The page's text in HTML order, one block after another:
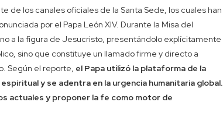
de los canales oficiales de la Santa Sede, los cuales han
por el Papa León XIV. Durante la Misa del
a la figura de Jesucristo, presentándolo explícitamente
sino que constituye un llamado firme y directo a
Según el reporte, el Papa utilizó la plataforma de la
y se adentra en la urgencia humanitaria global.
actuales y proponer la fe como motor de